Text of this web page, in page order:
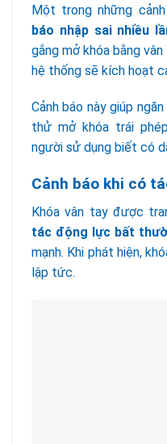
Một trong những
báo nhập sai nhiều
gắng mở khóa bằng
hệ thống sẽ kích hoạt
Cảnh báo này giúp
thử mở khóa trái
người sử dụng biết có
Cảnh báo khi có
Khóa vân tay được
tác động lực bất
mạnh. Khi phát hiện,
lập tức.